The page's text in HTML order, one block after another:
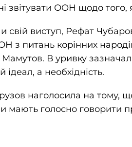
звітувати ООН щодо того,
свій виступ, Рефат
з питань корінних
В уривку
ідеал, а необхідність.
наголосила на тому,
мають голосно говорити